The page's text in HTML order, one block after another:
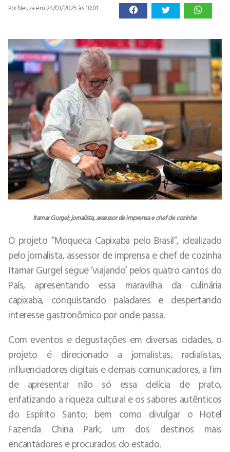
Por Neuzaem 24/03/2025 às 10:01
Itamar Gurgel; jornalista, assessor de imprensa e chef de cozinha
O projeto “Moqueca Capixaba pelo Brasil”, idealizado
pelo jornalista, assessor de imprensa e chef de cozinha
Itamar Gurgel segue ‘viajando’ pelos quatro cantos do
País, apresentando essa maravilha da culinária
capixaba, conquistando paladares e despertando
interesse gastronômico por onde passa.
Com eventos e degustações em diversas cidades, o
projeto é direcionado a jornalistas, radialistas,
influenciadores digitais e demais comunicadores, a fim
de apresentar não só essa delícia de prato,
enfatizando a riqueza cultural e os sabores autênticos
do Espírito Santo; bem como divulgar o Hotel
Fazenda China Park, um dos destinos mais
encantadores e procurados do estado.